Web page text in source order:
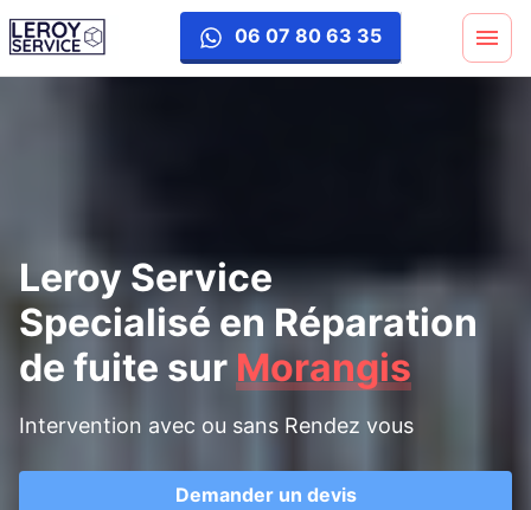
06 07 80 63 35
reparation-fuite
Leroy Service
Specialisé en Réparation
de fuite sur Morangis
Intervention avec ou sans Rendez vous
Demander un devis